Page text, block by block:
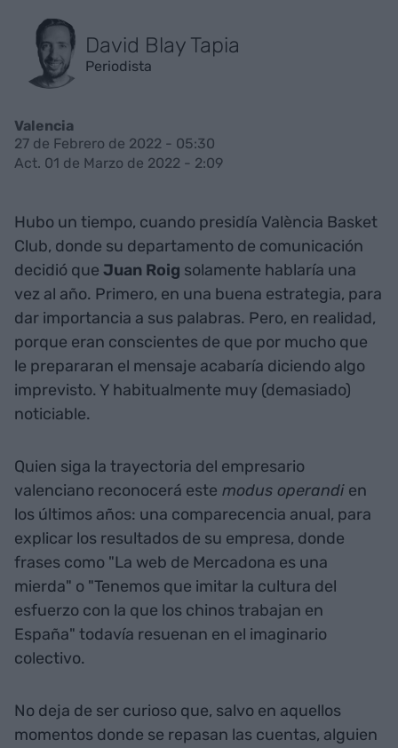
David Blay Tapia
Periodista
Valencia
27 de Febrero de 2022 - 05:30
Act. 01 de Marzo de 2022 - 2:09
Hubo un tiempo, cuando presidía València Basket
Club, donde su departamento de comunicación
decidió que Juan Roig solamente hablaría una
vez al año. Primero, en una buena estrategia, para
dar importancia a sus palabras. Pero, en realidad,
porque eran conscientes de que por mucho que
le prepararan el mensaje acabaría diciendo algo
imprevisto. Y habitualmente muy (demasiado)
noticiable.
Quien siga la trayectoria del empresario
valenciano reconocerá este modus operandi en
los últimos años: una comparecencia anual, para
explicar los resultados de su empresa, donde
frases como "La web de Mercadona es una
mierda" o "Tenemos que imitar la cultura del
esfuerzo con la que los chinos trabajan en
España" todavía resuenan en el imaginario
colectivo.
No deja de ser curioso que, salvo en aquellos
momentos donde se repasan las cuentas, alguien